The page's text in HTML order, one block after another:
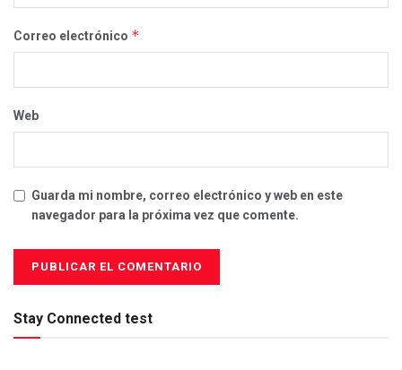
Correo electrónico *
Web
Guarda mi nombre, correo electrónico y web en este
navegador para la próxima vez que comente.
Stay Connected test